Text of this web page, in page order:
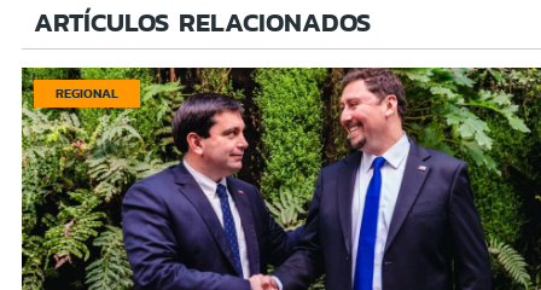
ARTÍCULOS RELACIONADOS
REGIONAL